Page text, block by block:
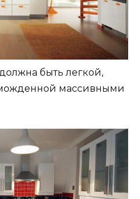
быть легкой,
массивными